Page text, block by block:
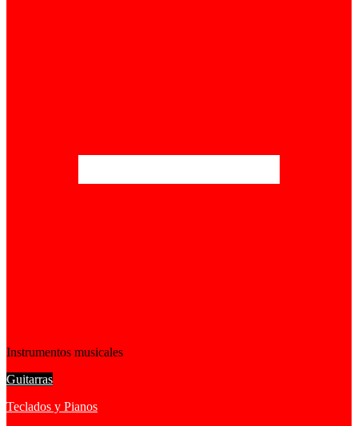
Instrumentos musicales
Guitarras
Teclados y Pianos